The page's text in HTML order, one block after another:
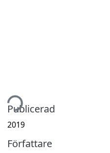
Publicerad
2019
Författare